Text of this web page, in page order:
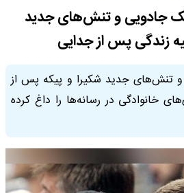
جادویی و تنش‌های جدید
زندگی پس از جدایی
تنش‌های جدید شکیرا و پیکه پس از
خانوادگی در رسانه‌ها را داغ کرده